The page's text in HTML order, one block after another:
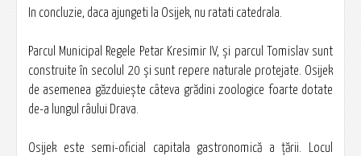
In concluzie, daca ajungeti la Osijek, nu ratati catedrala.
Parcul Municipal Regele Petar Kresimir IV, şi parcul Tomislav sunt
construite în secolul 20 şi sunt repere naturale protejate. Osijek
de asemenea găzduieşte câteva grădini zoologice foarte dotate
de-a lungul râului Drava.
Osijek este semi-oficial capitala gastronomică a ţării. Locul